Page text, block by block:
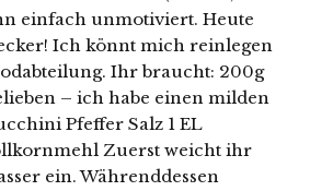
einfach unmotiviert. Heute
Ich könnt mich reinlegen
Ihr braucht: 200g
– ich habe einen milden
Pfeffer Salz 1 EL
Zuerst weicht ihr
ein. Währenddessen